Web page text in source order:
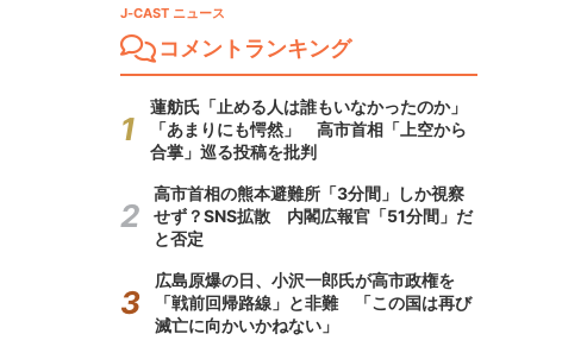
J-CAST ニュース
コメントランキング
蓮舫氏「止める人は誰もいなかったのか」
「あまりにも愕然」 高市首相「上空から
合掌」巡る投稿を批判
高市首相の熊本避難所「3分間」しか視察
せず？SNS拡散 内閣広報官「51分間」だ
と否定
広島原爆の日、小沢一郎氏が高市政権を
「戦前回帰路線」と非難 「この国は再び
滅亡に向かいかねない」